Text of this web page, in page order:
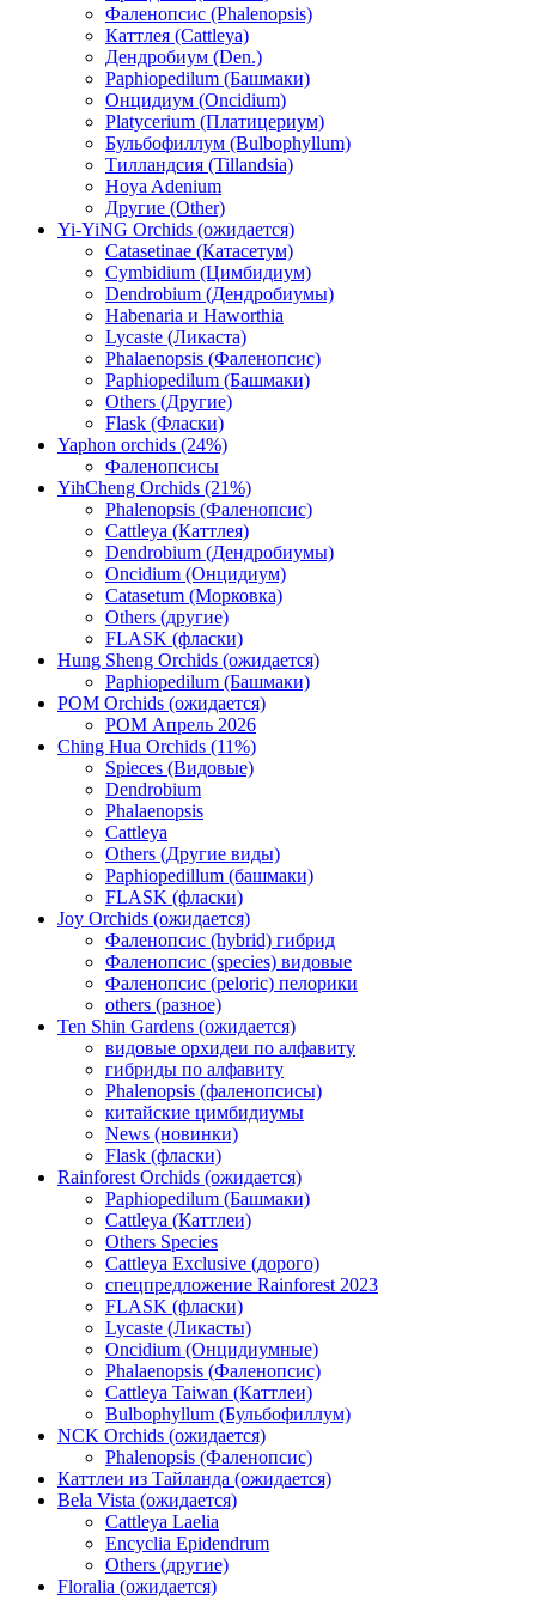
Фаленопсис (Phalenopsis)
Каттлея (Cattleya)
Дендробиум (Den.)
Paphiopedilum (Башмаки)
Онцидиум (Oncidium)
Platycerium (Платицериум)
Бульбофиллум (Bulbophyllum)
Тилландсия (Tillandsia)
Hoya Adenium
Другие (Other)
Yi-YiNG Orchids (ожидается)
Catasetinae (Катасетум)
Cymbidium (Цимбидиум)
Dendrobium (Дендробиумы)
Habenaria и Haworthia
Lycaste (Ликаста)
Phalaenopsis (Фаленопсис)
Paphiopedilum (Башмаки)
Others (Другие)
Flask (Фласки)
Yaphon orchids (24%)
Фаленопсисы
YihCheng Orchids (21%)
Phalenopsis (Фаленопсис)
Cattleya (Каттлея)
Dendrobium (Дендробиумы)
Oncidium (Онцидиум)
Catasetum (Морковка)
Others (другие)
FLASK (фласки)
Hung Sheng Orchids (ожидается)
Paphiopedilum (Башмаки)
POM Orchids (ожидается)
POM Апрель 2026
Ching Hua Orchids (11%)
Spieces (Видовые)
Dendrobium
Phalaenopsis
Cattleya
Others (Другие виды)
Paphiopedillum (башмаки)
FLASK (фласки)
Joy Orchids (ожидается)
Фаленопсис (hybrid) гибрид
Фаленопсис (species) видовые
Фаленопсис (peloric) пелорики
others (разное)
Ten Shin Gardens (ожидается)
видовые орхидеи по алфавиту
гибриды по алфавиту
Phalenopsis (фаленопсисы)
китайские цимбидиумы
News (новинки)
Flask (фласки)
Rainforest Orchids (ожидается)
Paphiopedilum (Башмаки)
Cattleya (Каттлеи)
Others Species
Cattleya Exclusive (дорого)
спецпредложение Rainforest 2023
FLASK (фласки)
Lycaste (Ликасты)
Oncidium (Онцидиумные)
Phalaenopsis (Фаленопсис)
Cattleya Taiwan (Каттлеи)
Bulbophyllum (Бульбофиллум)
NCK Orchids (ожидается)
Phalenopsis (Фаленопсис)
Каттлеи из Тайланда (ожидается)
Bela Vista (ожидается)
Cattleya Laelia
Encyclia Epidendrum
Others (другие)
Floralia (ожидается)